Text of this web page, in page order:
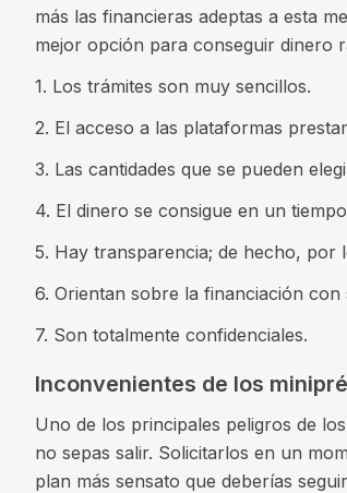
más las financieras adeptas a esta
mejor opción para conseguir dinero
1. Los trámites son muy sencillos.
2. El acceso a las plataformas
3. Las cantidades que se pueden
4. El dinero se consigue en un
5. Hay transparencia; de hecho, por
6. Orientan sobre la financiación con
7. Son totalmente confidenciales.
Inconvenientes de los
Uno de los principales peligros de
no sepas salir. Solicitarlos en un
plan más sensato que deberías